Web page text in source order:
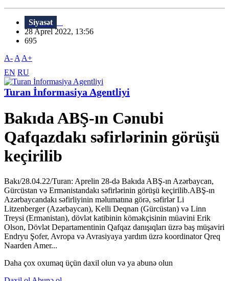
Siyasət
28 Aprel 2022, 13:56
695
A- A A+
EN RU
Turan İnformasiya Agentliyi
Bakıda ABŞ-ın Cənubi
Qafqazdakı səfirlərinin görüşü
keçirilib
Bakı/28.04.22/Turan: Aprelin 28-də Bakıda ABŞ-ın Azərbaycan,
Gürcüstan və Ermənistandakı səfirlərinin görüşü keçirilib.ABŞ-ın
Azərbaycandakı səfirliyinin məlumatına görə, səfirlər Li
Litzenberger (Azərbaycan), Kelli Deqnan (Gürcüstan) və Linn
Treysi (Ermənistan), dövlət katibinin köməkçisinin müavini Erik
Olson, Dövlət Departamentinin Qafqaz danışıqları üzrə baş müşaviri
Endryu Şofer, Avropa və Avrasiyaya yardım üzrə koordinator Qreq
Naarden Amer...
Daha çox oxumaq üçün daxil olun və ya abunə olun